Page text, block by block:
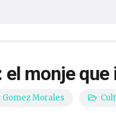
monje
Gomez Morales